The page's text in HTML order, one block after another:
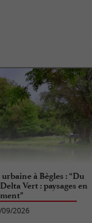
urbaine à Bègles : “Du
Vert : paysages en
2026